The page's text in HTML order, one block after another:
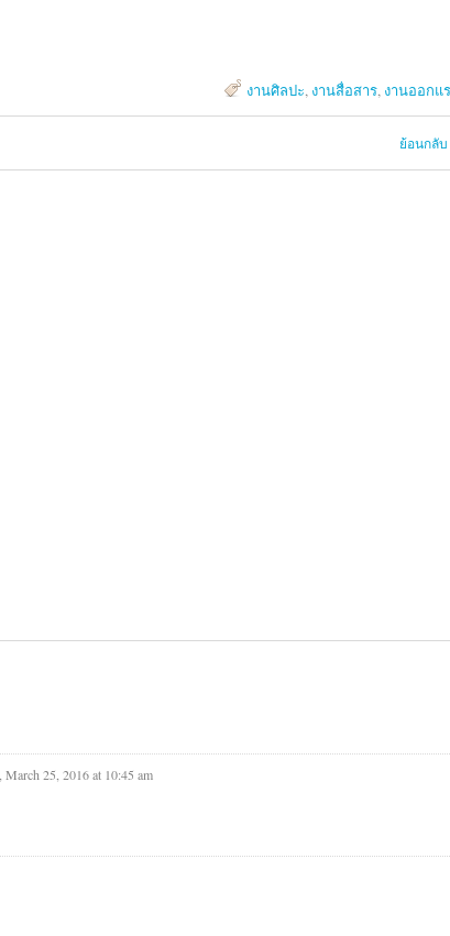
งานศิลปะ, งานสื่อสาร, งานออกแ
ย้อนกลับ
, March 25, 2016 at 10:45 am